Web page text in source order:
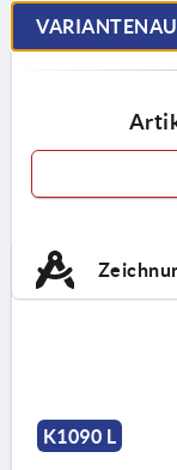
K1090 L